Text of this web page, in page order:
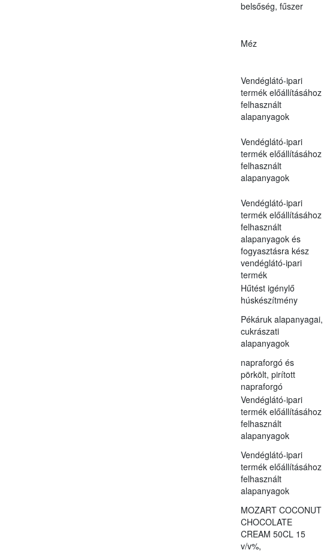
belsőség, fűszer
Méz
Vendéglátó-ipari
termék előállításához
felhasznált
alapanyagok
Vendéglátó-ipari
termék előállításához
felhasznált
alapanyagok
Vendéglátó-ipari
termék előállításához
felhasznált
alapanyagok és
fogyasztásra kész
vendéglátó-ipari
termék
Hűtést igénylő
húskészítmény
Pékáruk alapanyagai,
cukrászati
alapanyagok
napraforgó és
pörkölt, pirított
napraforgó
Vendéglátó-ipari
termék előállításához
felhasznált
alapanyagok
Vendéglátó-ipari
termék előállításához
felhasznált
alapanyagok
MOZART COCONUT
CHOCOLATE
CREAM 50CL 15
v/v%,